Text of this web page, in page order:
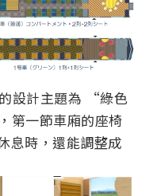
設計主題為 “綠色
第一節車廂的座椅
息時，還能調整成